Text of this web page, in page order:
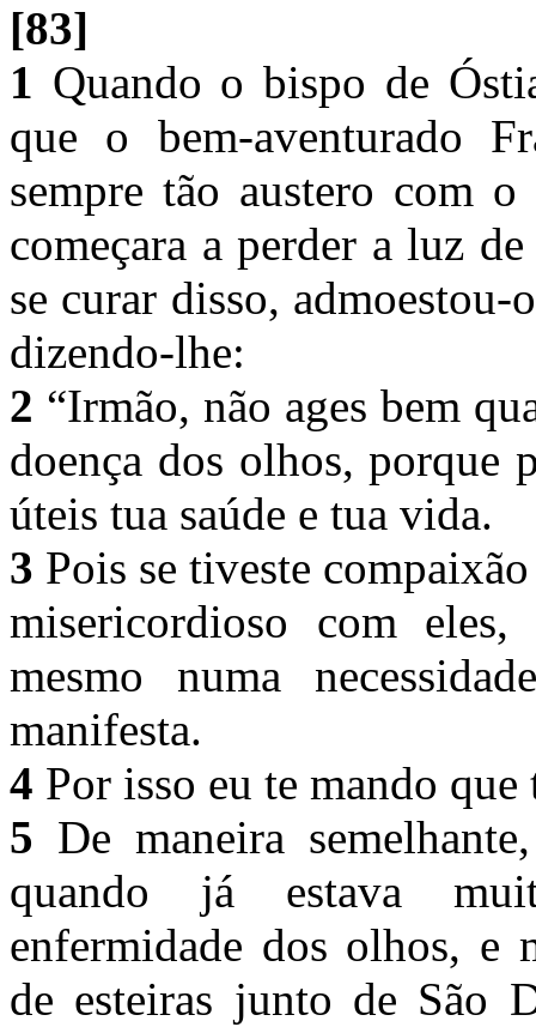
[83]
1 Quando o bispo de
que o bem-aventurado
sempre tão austero com
começara a perder a luz
se curar disso,
dizendo-lhe:
2 “Irmão, não ages bem
doença dos olhos, porque
úteis tua saúde e tua vida.
3 Pois se tiveste
misericordioso com
mesmo numa
manifesta.
4 Por isso eu te mando
5 De maneira
quando já estava
enfermidade dos olhos, e
de esteiras junto de São